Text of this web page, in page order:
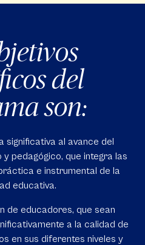
del
son:
significativa al avance del
pedagógico, que integra las
e instrumental de la
educativa.
de educadores, que sean
a la calidad de
en sus diferentes niveles y